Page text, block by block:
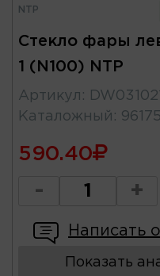
NTP
Стекло фары
1 (N100) NTP
Артикул :
Каталожный :
590.40
- +
Написать
Показать